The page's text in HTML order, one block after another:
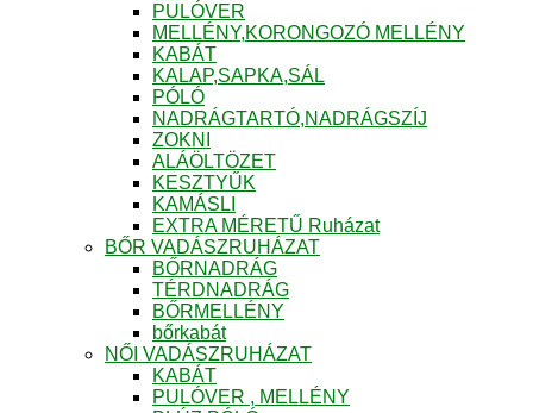
PULÓVER
MELLÉNY,KORONGOZÓ MELLÉNY
KABÁT
KALAP,SAPKA,SÁL
PÓLÓ
NADRÁGTARTÓ,NADRÁGSZÍJ
ZOKNI
ALÁÖLTÖZET
KESZTYŰK
KAMÁSLI
EXTRA MÉRETŰ Ruházat
BŐR VADÁSZRUHÁZAT
BŐRNADRÁG
TÉRDNADRÁG
BŐRMELLÉNY
bőrkabát
NŐI VADÁSZRUHÁZAT
KABÁT
PULÓVER , MELLÉNY